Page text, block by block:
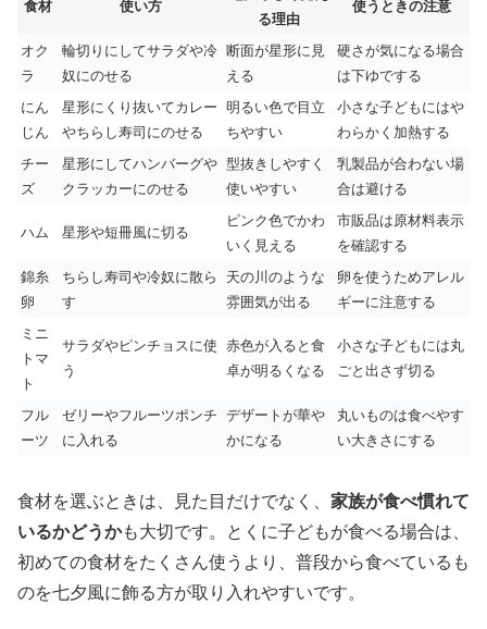
食材 使い方
る理由
使うときの注意
オク
ラ
輪切りにしてサラダや冷
奴にのせる
断面が星形に見
える
硬さが気になる場合
は下ゆでする
にん
じん
星形にくり抜いてカレー
やちらし寿司にのせる
明るい色で目立
ちやすい
小さな子どもにはや
わらかく加熱する
チー
ズ
星形にしてハンバーグや
クラッカーにのせる
型抜きしやすく
使いやすい
乳製品が合わない場
合は避ける
ハム 星形や短冊風に切る
ピンク色でかわ
いく見える
市販品は原材料表示
を確認する
錦糸
卵
ちらし寿司や冷奴に散ら
す
天の川のような
雰囲気が出る
卵を使うためアレル
ギーに注意する
ミニ
トマ
ト
サラダやピンチョスに使
う
赤色が入ると食
卓が明るくなる
小さな子どもには丸
ごと出さず切る
フル
ーツ
ゼリーやフルーツポンチ
に入れる
デザートが華や
かになる
丸いものは食べやす
い大きさにする
食材を選ぶときは、見た目だけでなく、 家族が食べ慣れて
いるかどうかも大切です。とくに子どもが食べる場合は、
初めての食材をたくさん使うより、普段から食べているも
のを七夕風に飾る方が取り入れやすいです。